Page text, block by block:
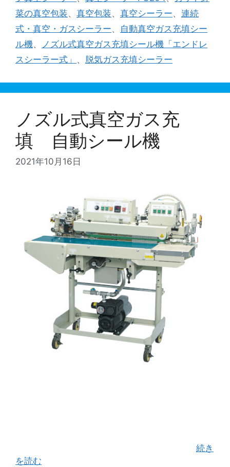
菜の真空包装、 真空包装、 真空シーラー、 連続
式・真空・ガスシーラー、 自動真空ガス充填シー
ル機、
ノズル式真空ガス充填シール機「エンドレ
スシーラー式」 、 脱気ガス充填シーラー
ノズル式真空ガス充
填 自動シール機
2021年10月16日
続き
を読む